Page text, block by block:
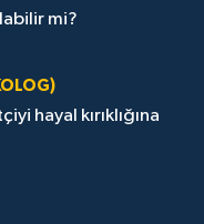
mi?
hayal kırıklığına